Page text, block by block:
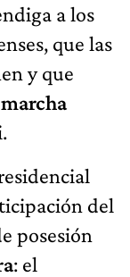
a los
que las
y que
del
posesión
: el